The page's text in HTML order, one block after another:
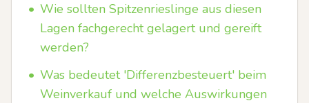
• Wie sollten Spitzenrieslinge aus diesen
Lagen fachgerecht gelagert und gereift
werden?
• Was bedeutet 'Differenzbesteuert' beim
Weinverkauf und welche Auswirkungen